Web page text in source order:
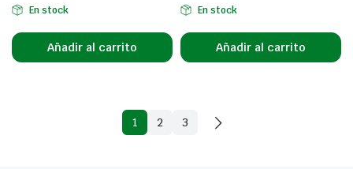
En stock
Añadir al carrito
En stock
Añadir al carrito
1 2 3